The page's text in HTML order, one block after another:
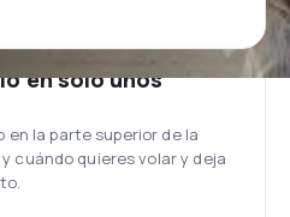
en solo unos
la parte superior de la
cuándo quieres volar y deja